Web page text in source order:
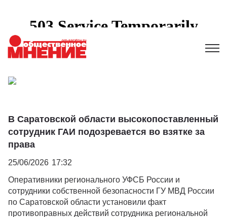
В Саратовской области высокопоставленный
сотрудник ГАИ подозревается во взятке за
права
25/06/2026 17:32
Оперативники регионального УФСБ России и
сотрудники собственной безопасности ГУ МВД России
по Саратовской области установили факт
противоправных действий сотрудника региональной